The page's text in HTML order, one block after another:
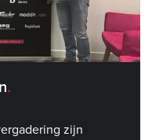
zijn